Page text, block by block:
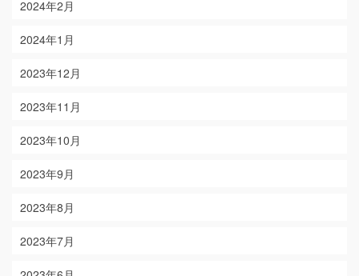
2024年2月
2024年1月
2023年12月
2023年11月
2023年10月
2023年9月
2023年8月
2023年7月